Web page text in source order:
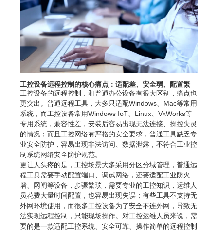
工控设备远程控制的核心痛点：适配差、安全弱、配置繁
工控设备的远程控制，和普通办公设备有很大区别，痛点也
更突出。普通远程工具，大多只适配Windows、Mac等常用
系统，而工控设备常用Windows IoT、Linux、VxWorks等
专用系统，兼容性差，安装后容易出现无法连接、操控失灵
的情况；而且工控网络有严格的安全要求，普通工具缺乏专
业安全防护，容易出现非法访问、数据泄露，不符合工业控
制系统网络安全防护规范。
更让人头疼的是，工控场景大多采用分区分域管理，普通远
程工具需要手动配置端口、调试网络，还要适配工业防火
墙、网闸等设备，步骤繁琐，需要专业的工控知识，运维人
员花费大量时间配置，也容易出现失误；有些工具不支持无
外网环境使用，而很多工控设备为了安全不连外网，导致无
法实现远程控制，只能现场操作。对工控运维人员来说，需
要的是一款适配工控系统、安全可靠、操作简单的远程控制